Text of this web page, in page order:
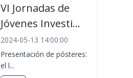
VI Jornadas de
Jóvenes Investi...
2024-05-13 14:00:00
Presentación de pósteres:
el l...